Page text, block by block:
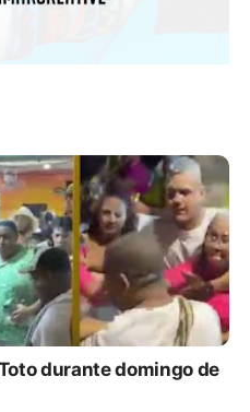
durante domingo de